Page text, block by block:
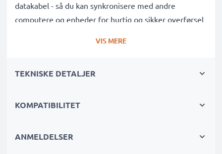
datakabel - så du kan synkronisere med andre
computere og enheder for hurtig og sikker overførsel
oplader i topkvalitet, holdbar og hårdfør, med en
perfekte erstatnings USB 2.0-kabel til Acer Iconia A1 /
VIS MERE
TEKNISKE DETALJER
KOMPATIBILITET
ANMELDELSER